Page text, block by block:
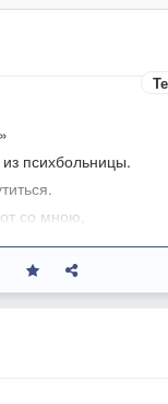
психбольницы.
со мною,
я ни сном ,ни духом,
то слухам.